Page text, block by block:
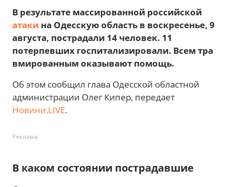
В результате массированной российской
атаки на Одесскую область в воскресенье, 9
августа, пострадали 14 человек. 11
потерпевших госпитализировали. Всем тра
вмированным оказывают помощь.
Об этом сообщил глава Одесской областной
администрации Олег Кипер, передает
Новини.LIVE.
Реклама
В каком состоянии пострадавшие